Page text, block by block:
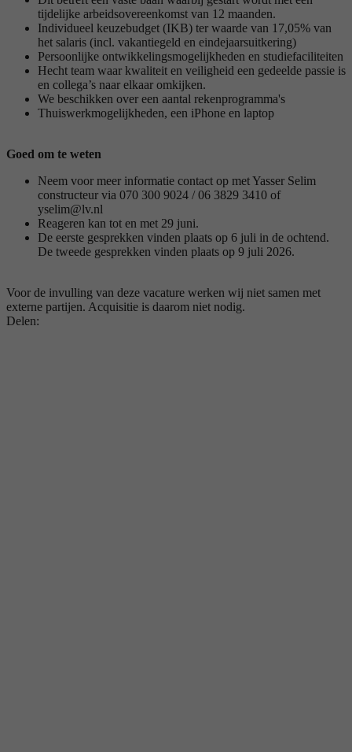
tijdelijke arbeidsovereenkomst van 12 maanden.
Individueel keuzebudget (IKB) ter waarde van 17,05% van
het salaris (incl. vakantiegeld en eindejaarsuitkering)
Persoonlijke ontwikkelingsmogelijkheden en studiefaciliteiten
Hecht team waar kwaliteit en veiligheid een gedeelde passie is
en collega’s naar elkaar omkijken.
We beschikken over een aantal rekenprogramma's
Thuiswerkmogelijkheden, een iPhone en laptop
Goed om te weten
Neem voor meer informatie contact op met Yasser Selim
constructeur via 070 300 9024 / 06 3829 3410 of
yselim@lv.nl
Reageren kan tot en met 29 juni.
De eerste gesprekken vinden plaats op 6 juli in de ochtend.
De tweede gesprekken vinden plaats op 9 juli 2026.
Voor de invulling van deze vacature werken wij niet samen met
externe partijen. Acquisitie is daarom niet nodig.
Delen: